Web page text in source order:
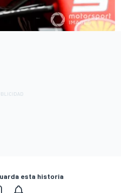
esta historia